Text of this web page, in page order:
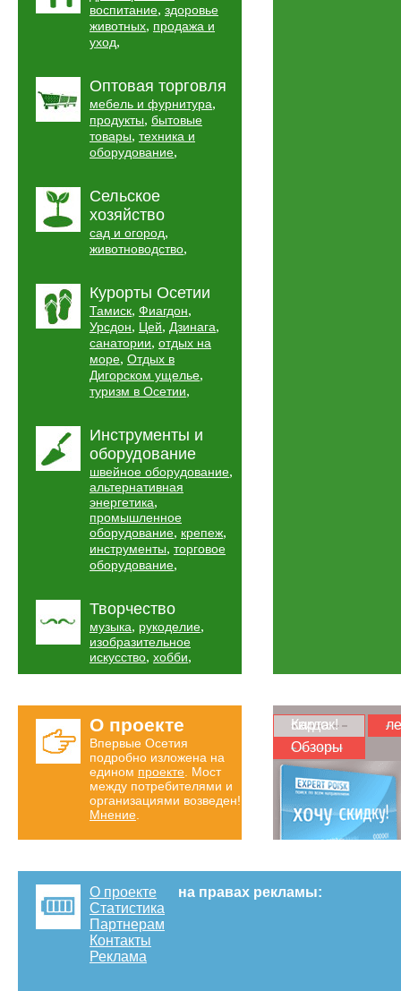
воспитание, здоровье
животных, продажа и
уход,
Оптовая торговля
мебель и фурнитура,
продукты, бытовые
товары, техника и
оборудование,
Сельское
хозяйство
сад и огород,
животноводство,
Курорты Осетии
Тамиск, Фиагдон,
Урсдон, Цей, Дзинага,
санатории, отдых на
море, Отдых в
Дигорском ущелье,
туризм в Осетии,
Инструменты и
оборудование
швейное оборудование,
альтернативная
энергетика,
промышленное
оборудование, крепеж,
инструменты, торговое
оборудование,
Творчество
музыка, рукоделие,
изобразительное
искусство, хобби,
О проекте
Впервые Осетия
подробно изложена на
едином проекте . Мост
между потребителями и
организациями возведен!
Мнение
Карта скидок!
Обзоры
О проекте
Статистика
Партнерам
Контакты
Реклама
на правах рекламы: